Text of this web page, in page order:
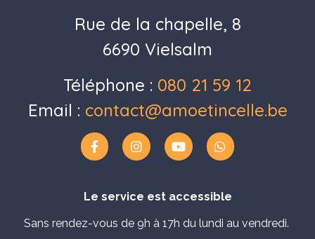
Rue de la chapelle, 8
6690 Vielsalm
Téléphone : 080 21 59 12
Email : contact@amoetincelle.be
Le service est accessible
Sans rendez-vous de 9h à 17h du lundi au vendredi.